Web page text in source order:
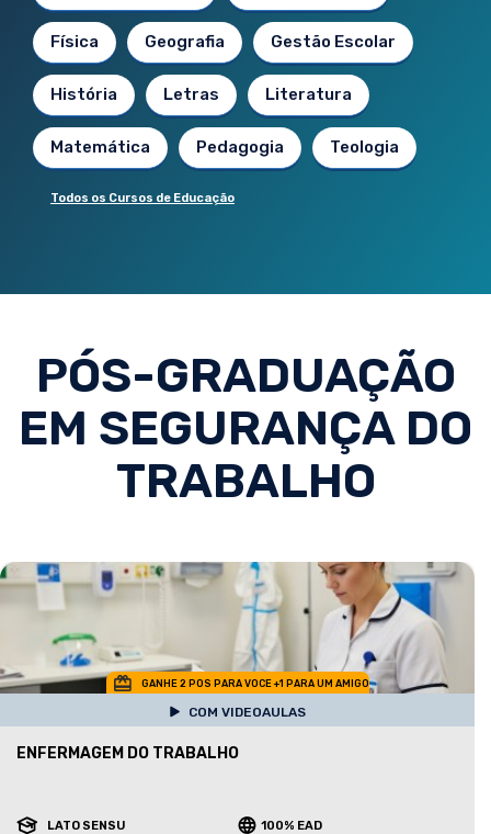
Física Geografia Gestão Escolar
História Letras Literatura
Matemática Pedagogia Teologia
Todos os Cursos de Educação
PÓS-GRADUAÇÃO
EM SEGURANÇA DO
TRABALHO
GANHE 2 POS PARA VOCE +1 PARA UM AMIGO
COM VIDEOAULAS
ENFERMAGEM DO TRABALHO
LATO SENSU 100% EAD